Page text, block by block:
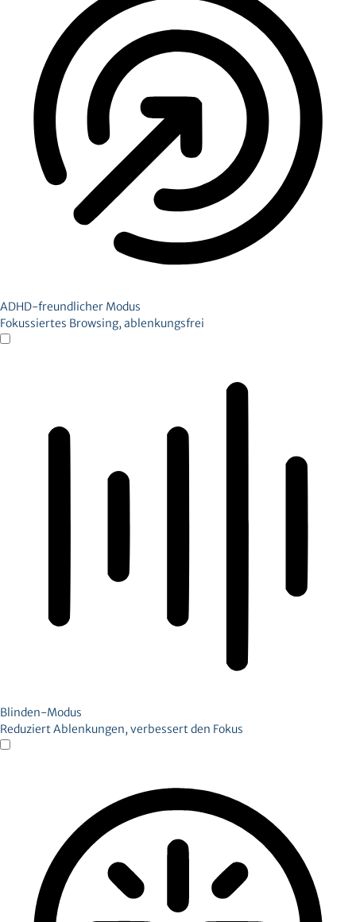
ADHD-freundlicher Modus
Fokussiertes Browsing, ablenkungsfrei
Blinden-Modus
Reduziert Ablenkungen, verbessert den Fokus